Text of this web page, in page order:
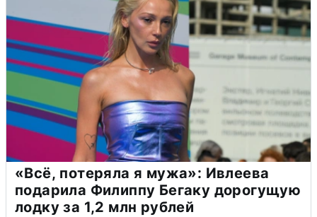
«Всё, потеряла я мужа»: Ивлеева
подарила Филиппу Бегаку дорогущую
лодку за 1,2 млн рублей